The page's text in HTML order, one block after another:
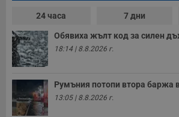
24 часа 7 дни
Обявиха жълт код за силен
18:14 | 8.8.2026 г.
Румъния потопи втора баржа
13:05 | 8.8.2026 г.